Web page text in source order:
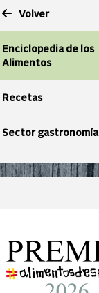
Volver
Enciclopedia de los
Alimentos
Recetas
Sector gastronomía